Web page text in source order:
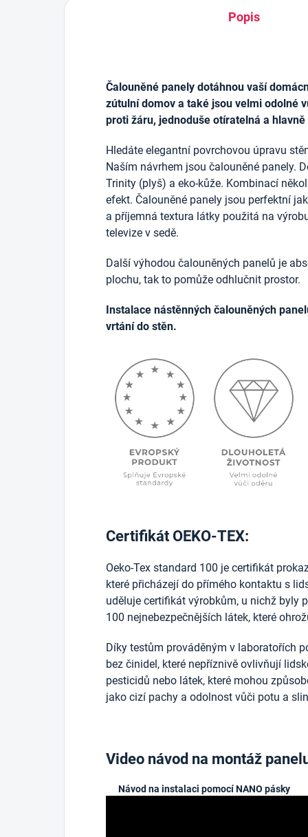
Popis
Čalouněné panely dotáhnou vaší
zútulní domov a také jsou velmi odolné
proti žáru, jednoduše otíratelná a
Hledáte elegantní povrchovou úpravu
Naším návrhem jsou čalouněné panely.
Trinity (plyš) a eko-kůže. Kombinací
efekt. Čalouněné panely jsou perfektní
a příjemná textura látky použitá na
televize v sedě.
Další výhodou čalouněných panelů je
plochu, tak to pomůže odhlučnit prostor.
Instalace nástěnných čalouněných
vrtání do stěn.
Certifikát OEKO-TEX:
Oeko-Tex standard 100 je certifikát
které přicházejí do přímého kontaktu s
uděluje certifikát výrobkům, u nichž byly
100 nejnebezpečnějších látek, které
Díky testům prováděným v laboratořích
bez činidel, které nepříznivě ovlivňují
pesticidů nebo látek, které mohou
jako cizí pachy a odolnost vůči potu a
Video návod na montáž
Návod na instalaci pomocí NANO pásky